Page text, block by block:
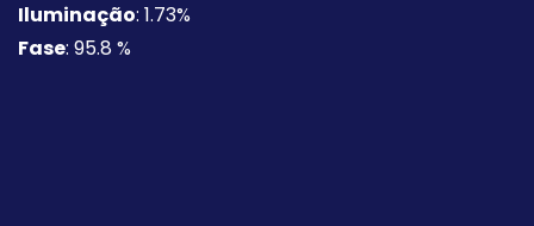
Iluminação: 1.73%
Fase: 95.8 %